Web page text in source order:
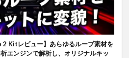
Kitレビュー】あらゆるループ素材を
エンジンで解析し、オリジナルキッ